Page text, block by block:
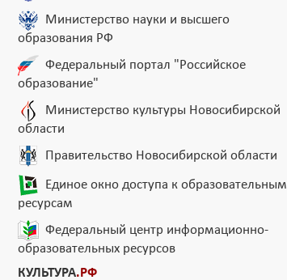
Министерство науки и высшего
образования РФ
Федеральный портал "Российское
образование"
Министерство культуры Новосибирской
области
Правительство Новосибирской области
Единое окно доступа к образовательным
ресурсам
Федеральный центр информационно-
образовательных ресурсов
КУЛЬТУРА.РФ